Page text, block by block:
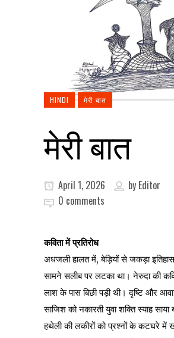
HINDI मेरी बात
मेरी बात
April 1, 2026 by Editor
0 comments
कविता में प्रतिरोध
अधजली हालत में, बेड़ियों से जकड़ा
सामने सलीब पर लटका था। नेरुदा की
लाश के पास बिछी पड़ी थी। दृष्टि और
साजिश को नकारती युवा शक्ति स्याह
हथेली की लकीरों को प्रश्नों के कटघरे में